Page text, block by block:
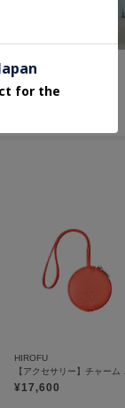
2WAYドロストトート
¥5,500
HIROFU
¥17,600